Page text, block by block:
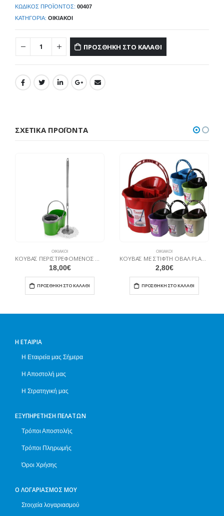
ΚΩΔΙΚΌΣ ΠΡΟΪΌΝΤΟΣ: 00407
ΚΑΤΗΓΟΡΊΑ: ΟΙΚΙΑΚΟΊ
ΠΡΟΣΘΉΚΗ ΣΤΟ ΚΑΛΆΘΙ
ΣΧΕΤΙΚΆ ΠΡΟΪΌΝΤΑ
ΟΙΚΙΑΚΟΊ
18,00€
ΠΡΟΣΘΉΚΗ ΣΤΟ ΚΑΛΆΘΙ
ΟΙΚΙΑΚΟΊ
2,80€
ΠΡΟΣΘΉΚΗ ΣΤΟ ΚΑΛΆΘΙ
Η ΕΤΑΙΡΊΑ
Η Εταιρεία μας Σήμερα
Η Αποστολή μας
Η Στρατηγική μας
ΕΞΥΠΗΡΈΤΗΣΗ ΠΕΛΑΤΏΝ
Τρόποι Αποστολής
Τρόποι Πληρωμής
Όροι Χρήσης
Ο ΛΟΓΑΡΙΑΣΜΌΣ ΜΟΥ
Στοιχεία λογαριασμού